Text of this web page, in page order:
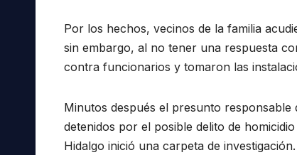
Por los hechos, vecinos de la familia
sin embargo, al no tener una respuesta
contra funcionarios y tomaron las
Minutos después el presunto
detenidos por el posible delito de
Hidalgo inició una carpeta de investigación.